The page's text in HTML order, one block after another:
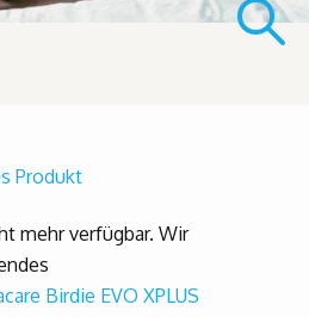
Produkt
mehr verfügbar. Wir
Birdie EVO XPLUS